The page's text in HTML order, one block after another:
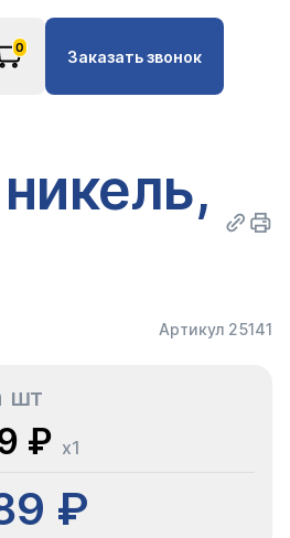
0 Заказать звонок
Артикул 25141
шт
₽ x1
₽